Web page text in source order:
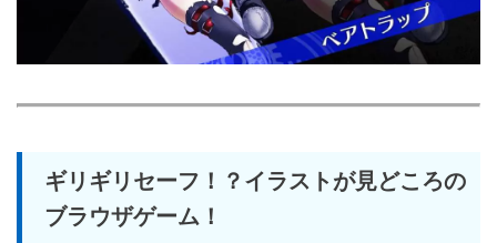
ギリギリセーフ！？イラストが見どころの
ブラウザゲーム！